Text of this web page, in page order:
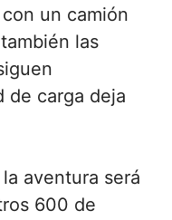
un camión
las
de carga deja
aventura será
600 de